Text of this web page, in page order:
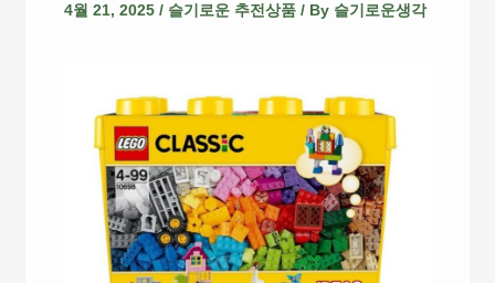
4월 21, 2025 / 슬기로운 추전상품/ By 슬기로운생각